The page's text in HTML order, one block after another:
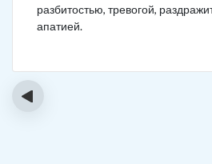
разбитостью, тревогой,
апатией.
‹